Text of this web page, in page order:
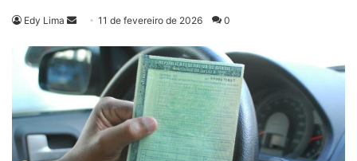
Edy Lima
Mande
e-
mail
11 de fevereiro de 2026 0